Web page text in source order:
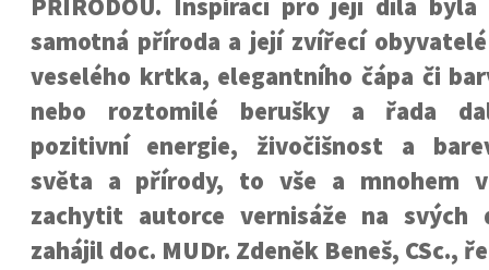
PŘÍRODOU. Inspirací pro její díla byla
samotná příroda a její zvířecí
veselého krtka, elegantního čápa či
nebo roztomilé berušky a řada
pozitivní energie, živočišnost a
světa a přírody, to vše a mnohem
zachytit autorce vernisáže na svých
zahájil doc. MUDr. Zdeněk Beneš, CSc.,